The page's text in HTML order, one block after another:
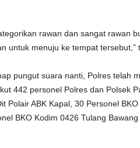
rawan dan sangat rawan
untuk menuju ke tempat tersebut,”
pungut suara nanti, Polres telah
442 personel Polres dan Polsek
Polair ABK Kapal, 30 Personel
BKO Kodim 0426 Tulang